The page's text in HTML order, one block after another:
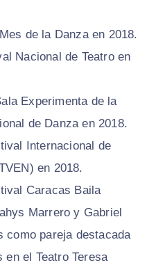
de la Danza en 2018.
Nacional de Teatro en
Experimenta de la
de Danza en 2018.
Internacional de
en 2018.
Caracas Baila
Marrero y Gabriel
como pareja destacada
en el Teatro Teresa